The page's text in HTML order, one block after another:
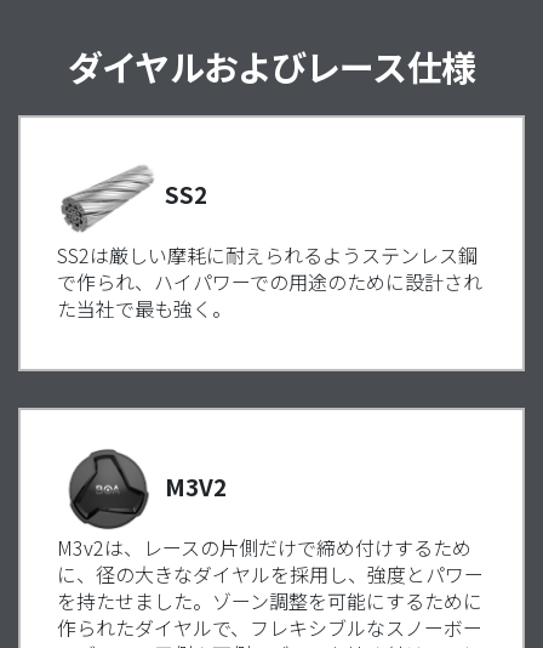
ダイヤルおよびレース仕様
SS2
SS2は厳しい摩耗に耐えられるようステンレス鋼
で作られ、ハイパワーでの用途のために設計され
た当社で最も強く。
M3V2
M3v2は、レースの片側だけで締め付けするため
に、径の大きなダイヤルを採用し、強度とパワー
を持たせました。ゾーン調整を可能にするために
作られたダイヤルで、フレキシブルなスノーボー